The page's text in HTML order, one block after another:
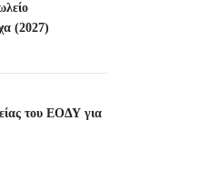
(2027)
του ΕΟΔΥ για